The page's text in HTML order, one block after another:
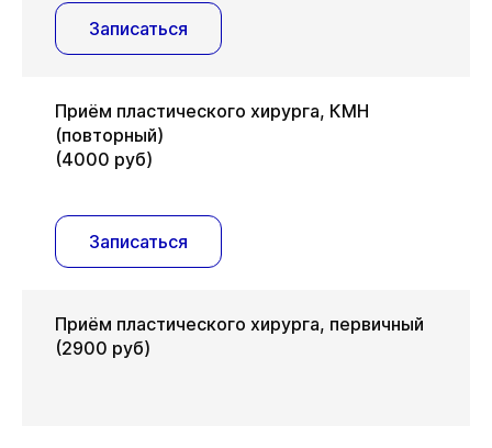
Записаться
Приём пластического хирурга, КМН
(повторный)
(4000 руб)
Записаться
Приём пластического хирурга, первичный
(2900 руб)